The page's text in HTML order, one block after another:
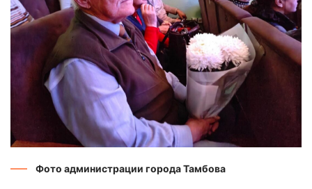
Фото администрации города Тамбова